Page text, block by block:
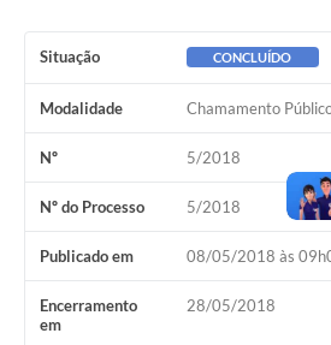
Ouvidoria
Audiências Públicas
Arquivos para Download
Carta de Serviços
Projetos
Situação CONCLUÍDO
Modalidade Chamamento
Nº 5/2018
Nº do Processo 5/2018
Publicado em 08/05/2018 às
Encerramento
em
28/05/2018